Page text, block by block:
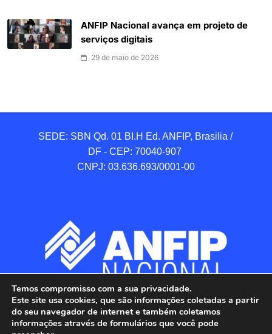
ANFIP Nacional avança em projeto de
serviços digitais
29 de maio de 2026
SEDE: SBN Qd. 01 BI.H Ed. ANFIP, Brasilia /
DF - CEP: 70040-907
CNPJ: 03.636.693/0001-00
Temos compromisso com a sua privacidade.
Este site usa cookies, que são informações coletadas a partir
do seu navegador de internet e também coletamos
informações através de formulários que você pode